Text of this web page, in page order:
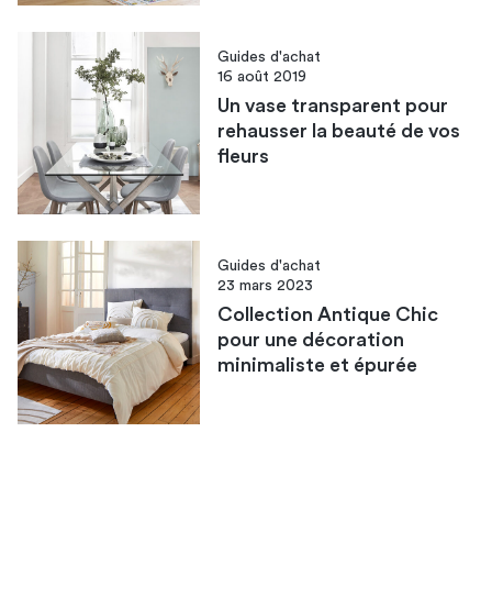
Guides d'achat
16 août 2019
Un vase transparent pour
rehausser la beauté de vos
fleurs
Guides d'achat
23 mars 2023
Collection Antique Chic
pour une décoration
minimaliste et épurée